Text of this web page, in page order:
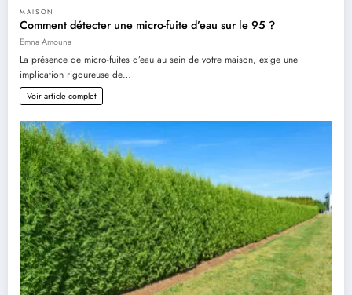
MAISON
Comment détecter une micro-fuite d’eau sur le 95 ?
Emna Amouna
La présence de micro-fuites d’eau au sein de votre maison, exige une
implication rigoureuse de…
Voir article complet